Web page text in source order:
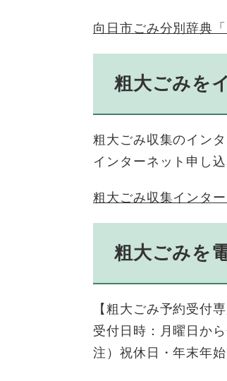
向日市ごみ分別辞典「
粗大ごみを
粗大ごみ収集のイン
インターネット申し
粗大ごみ収集インタ
粗大ごみを
【粗大ごみ予約受付
受付日時：月曜日か
注）祝休日・年末年始